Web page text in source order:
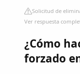
Solicitud de
Ver respuesta
¿Cómo
forzado